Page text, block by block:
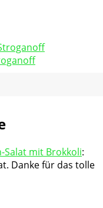
Salat mit Brokkoli:
Danke für das tolle